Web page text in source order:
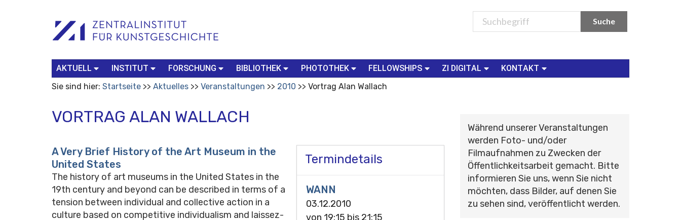
Werkzeuge
Search…
AKTUELL INSTITUT FORSCHUNG BIBLIOTHEK PHOTOTHEK FELLOWSHIPS ZI DIGITAL
KONTAKT
Sie sind hier: Startseite Aktuelles Veranstaltungen 2010 Vortrag Alan Wallach
VORTRAG ALAN WALLACH
Termindetails
WANN
03.12.2010
von 19:15 bis 21:15
A Very Brief History of the Art Museum in the
United States
The history of art museums in the United States in the
19th century and beyond can be described in terms of a
tension between individual and collective action in a
culture based on competitive individualism and laissez-
Während unserer Veranstaltungen
werden Foto- und/oder
Filmaufnahmen zu Zwecken der
Öffentlichkeitsarbeit gemacht. Bitte
informieren Sie uns, wenn Sie nicht
möchten, dass Bilder, auf denen Sie
zu sehen sind, veröffentlicht werden.